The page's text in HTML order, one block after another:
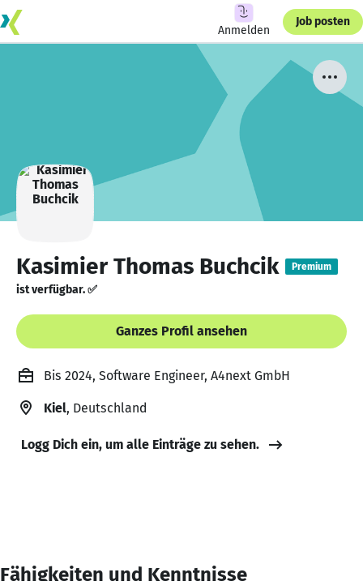
Anmelden
Job posten
Kasimier Thomas Buchcik Premium
ist verfügbar. ✅
Ganzes Profil ansehen
Bis 2024, Software Engineer, A4next GmbH
Kiel, Deutschland
Logg Dich ein, um alle Einträge zu sehen.
Fähigkeiten und Kenntnisse